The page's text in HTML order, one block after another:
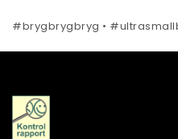
#brygbrygbryg •